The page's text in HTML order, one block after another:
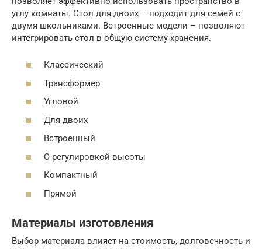
углу комнаты. Стол для двоих – подходит для семей с
двумя школьниками. Встроенные модели – позволяют
интегрировать стол в общую систему хранения.
Классический
Трансформер
Угловой
Для двоих
Встроенный
С регулировкой высоты
Компактный
Прямой
Материалы изготовления
Выбор материала влияет на стоимость, долговечность и